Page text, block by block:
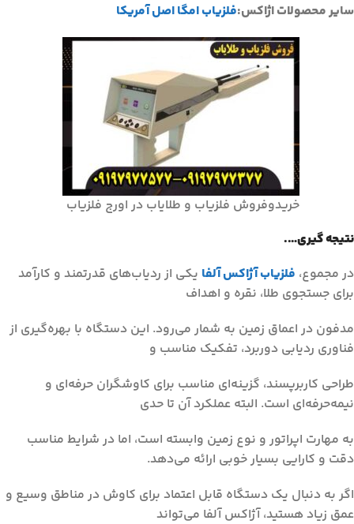
سایر محصولات اژاکس:فلزیاب امگا اصل آمریکا
خریدوفروش فلزیاب و طلایاب در اورج فلزیاب
نتیجه گیری….
در مجموع، فلزیاب آژاکس آلفا یکی از ردیاب‌های قدرتمند و کارآمد
برای جستجوی طلا، نقره و اهداف
مدفون در اعماق زمین به شمار می‌رود. این دستگاه با بهره‌گیری از
فناوری ردیابی دوربرد، تفکیک مناسب و
طراحی کاربرپسند، گزینه‌ای مناسب برای کاوشگران حرفه‌ای و
نیمه‌حرفه‌ای است. البته عملکرد آن تا حدی
به مهارت اپراتور و نوع زمین وابسته است، اما در شرایط مناسب
دقت و کارایی بسیار خوبی ارائه می‌دهد.
اگر به دنبال یک دستگاه قابل اعتماد برای کاوش در مناطق وسیع و
عمق زیاد هستید، آژاکس آلفا می‌تواند